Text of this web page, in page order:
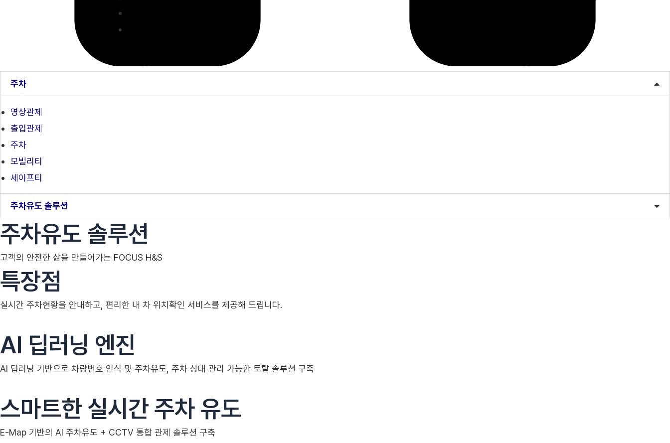
주차
영상관제
출입관제
주차
모빌리티
세이프티
주차유도 솔루션
주차유도 솔루션
고객의 안전한 삶을 만들어가는 FOCUS H&S
특장점
실시간 주차현황을 안내하고, 편리한 내 차 위치확인 서비스를 제공해 드립니다.
AI 딥러닝 엔진
AI 딥러닝 기반으로 차량번호 인식 및 주차유도, 주차 상태 관리 가능한 토탈 솔루션 구축
스마트한 실시간 주차 유도
E-Map 기반의 AI 주차유도 + CCTV 통합 관제 솔루션 구축